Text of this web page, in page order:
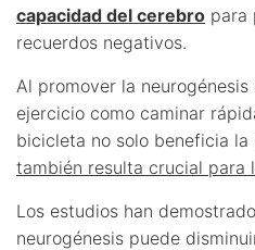
capacidad del cerebro para
recuerdos negativos.
Al promover la
ejercicio como caminar
bicicleta no solo beneficia
también resulta crucial para
Los estudios han
neurogénesis puede